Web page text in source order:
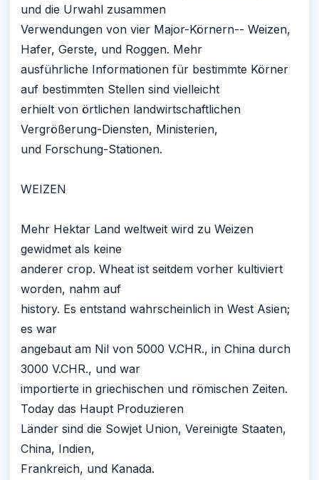
und die Urwahl zusammen
Verwendungen von vier Major-Körnern-- Weizen,
Hafer, Gerste, und Roggen. Mehr
ausführliche Informationen für bestimmte Körner
auf bestimmten Stellen sind vielleicht
erhielt von örtlichen landwirtschaftlichen
Vergrößerung-Diensten, Ministerien,
und Forschung-Stationen.
WEIZEN
Mehr Hektar Land weltweit wird zu Weizen
gewidmet als keine
anderer crop. Wheat ist seitdem vorher kultiviert
worden, nahm auf
history. Es entstand wahrscheinlich in West Asien;
es war
angebaut am Nil von 5000 V.CHR., in China durch
3000 V.CHR., und war
importierte in griechischen und römischen Zeiten.
Today das Haupt Produzieren
Länder sind die Sowjet Union, Vereinigte Staaten,
China, Indien,
Frankreich, und Kanada.